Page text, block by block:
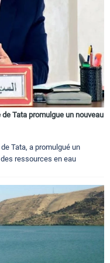
de Tata promulgue un nouveau
Tata, a promulgué un
ressources en eau